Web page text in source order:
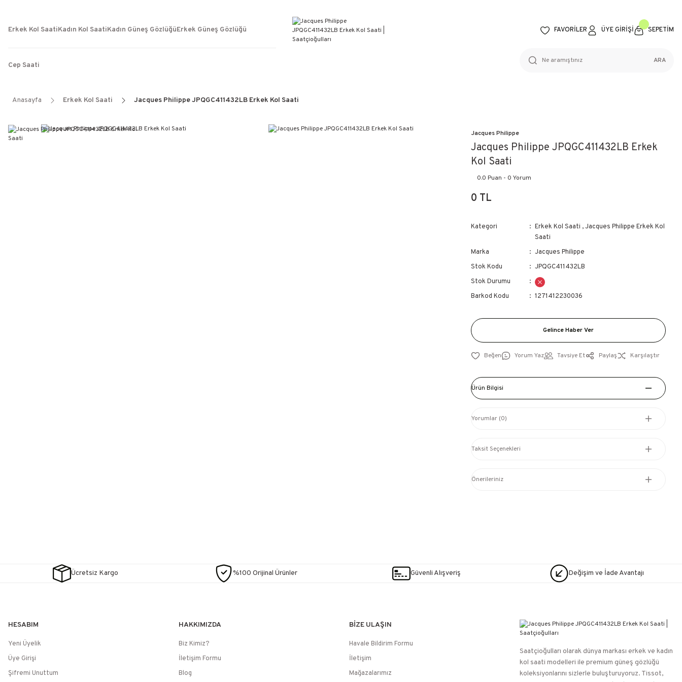
%100 ORİJİNAL ÜRÜN GARANTİSİ
WEB SİTESİNE ÖZEL FİYATLAR
KAÇIRILMAYACAK FIRSATLAR
Erkek Kol SaatiKadın Kol SaatiKadın Güneş GözlüğüErkek Güneş Gözlüğü
Cep Saati
FAVORİLER ÜYE GİRİŞİ SEPETİM
ARA
Anasayfa Erkek Kol Saati Jacques Philippe JPQGC411432LB Erkek Kol Saati
Jacques Philippe
Jacques Philippe JPQGC411432LB Erkek
Kol Saati
0.0 Puan - 0 Yorum
0 TL
Kategori Erkek Kol Saati ,Jacques Philippe Erkek Kol
Saati
Marka
Jacques Philippe
Stok Kodu
JPQGC411432LB
Stok Durumu
Barkod Kodu
1271412230036
Gelince Haber Ver
Yorum Yaz Tavsiye Et Paylaş Karşılaştır
Ürün Bilgisi
Yorumlar (0)
Taksit Seçenekleri
Önerileriniz
Ücretsiz Kargo %100 Orijinal Ürünler Güvenli Alışveriş Değişim ve İade Avantajı
HESABIM
Yeni Üyelik
Üye Girişi
Şifremi Unuttum
HAKKIMIZDA
Biz Kimiz?
İletişim Formu
Blog
BİZE ULAŞIN
Havale Bildirim Formu
İletişim
Mağazalarımız
Saatçioğulları⁠ olarak dünya markası erkek ve kadın
kol saati modelleri ile premium güneş gözlüğü
koleksiyonlarını sizlerle buluşturuyoruz. Tissot,